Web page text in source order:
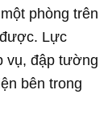
phòng trên
Lực
vụ, đập tường
bên trong